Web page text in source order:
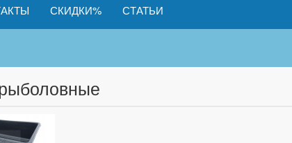
СКИДКИ% СТАТЬИ